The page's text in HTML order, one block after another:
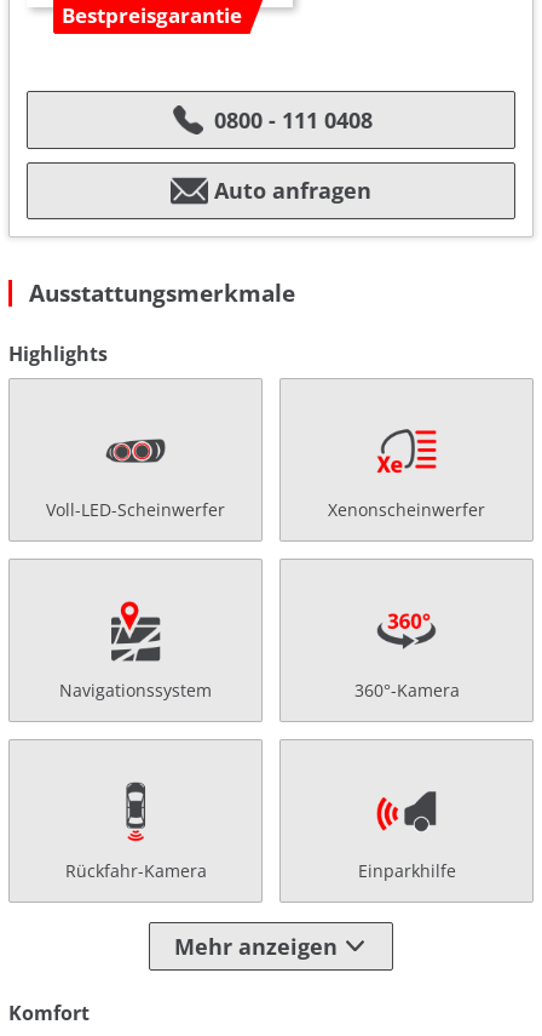
Bestpreisgarantie
0800 - 111 0408
Auto anfragen
Ausstattungsmerkmale
Highlights
Voll-LED-Scheinwerfer Xenonscheinwerfer
Navigationssystem 360°-Kamera
Rückfahr-Kamera Einparkhilfe
Mehr anzeigen
Komfort